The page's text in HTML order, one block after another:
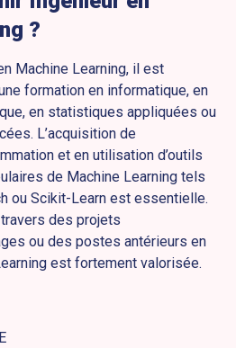
?
Machine Learning, il est
formation en informatique, en
en statistiques appliquées ou
L’acquisition de
et en utilisation d’outils
de Machine Learning tels
ou Scikit-Learn est essentielle.
des projets
ou des postes antérieurs en
est fortement valorisée.